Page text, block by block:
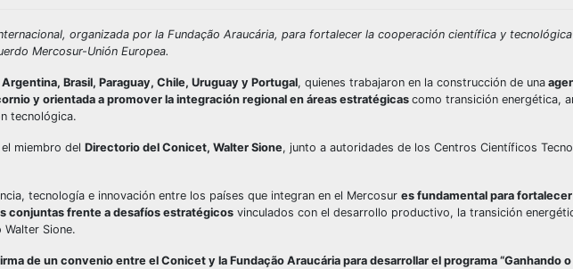
organizada por la Fundação Araucária, para fortalecer la cooperación científica y
Mercosur-Unión Europea.
Argentina, Brasil, Paraguay, Chile, Uruguay y Portugal, quienes trabajaron en la construcción de una
y orientada a promover la integración regional en áreas estratégicas como transición energética,
tecnológica.
miembro del Directorio del Conicet, Walter Sione, junto a autoridades de los Centros Científicos
tecnología e innovación entre los países que integran en el Mercosur es fundamental para fortalecer
conjuntas frente a desafíos estratégicos vinculados con el desarrollo productivo, la transición
Sione.
de un convenio entre el Conicet y la Fundação Araucária para desarrollar el programa “Ganhando